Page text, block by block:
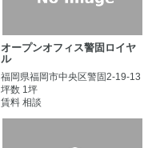
オープンオフィス警固ロイヤ
ル
福岡県福岡市中央区警固2-19-13
坪数 1坪
賃料 相談